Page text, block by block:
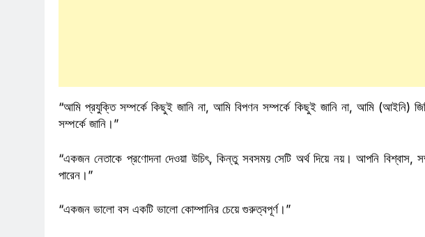
“আমি প্রযুক্তি সম্পর্কে কিছুই জানি না, আমি বিপণন সম্পর্কে কিছুই জানি না, আমি (আইনি)
সম্পর্কে জানি।”
“একজন নেতাকে প্রণোদনা দেওয়া উচিৎ, কিন্তু সবসময় সেটি অর্থ দিয়ে নয়। আপনি বিশ্বাস,
পারেন।”
“একজন ভালো বস একটি ভালো কোম্পানির চেয়ে গুরুত্বপূর্ণ।”